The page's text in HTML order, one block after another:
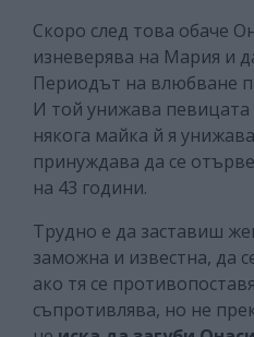
Скоро след това обаче
изневерява на Мария и
Периодът на влюбване
И той унижава певицата
някога майка й я
принуждава да се
на 43 години.
Трудно е да заставиш
заможна и известна, да
ако тя се
съпротивлява, но не